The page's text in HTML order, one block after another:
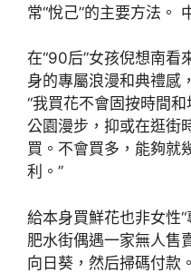
常“悅己”的主要方法。
在“90后”女孩倪想南看
身的專屬浪漫和典禮感
“我買花不會固按時間
公園漫步，抑或在逛街
買。不會買多，能夠就
利。”
給本身買鮮花也非女性
肥水街偶遇一家無人售
向日葵，然后掃碼付款